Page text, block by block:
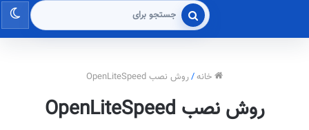
جستجو
برای
خانه/روش نصب OpenLiteSpeed
روش نصب OpenLiteSpeed